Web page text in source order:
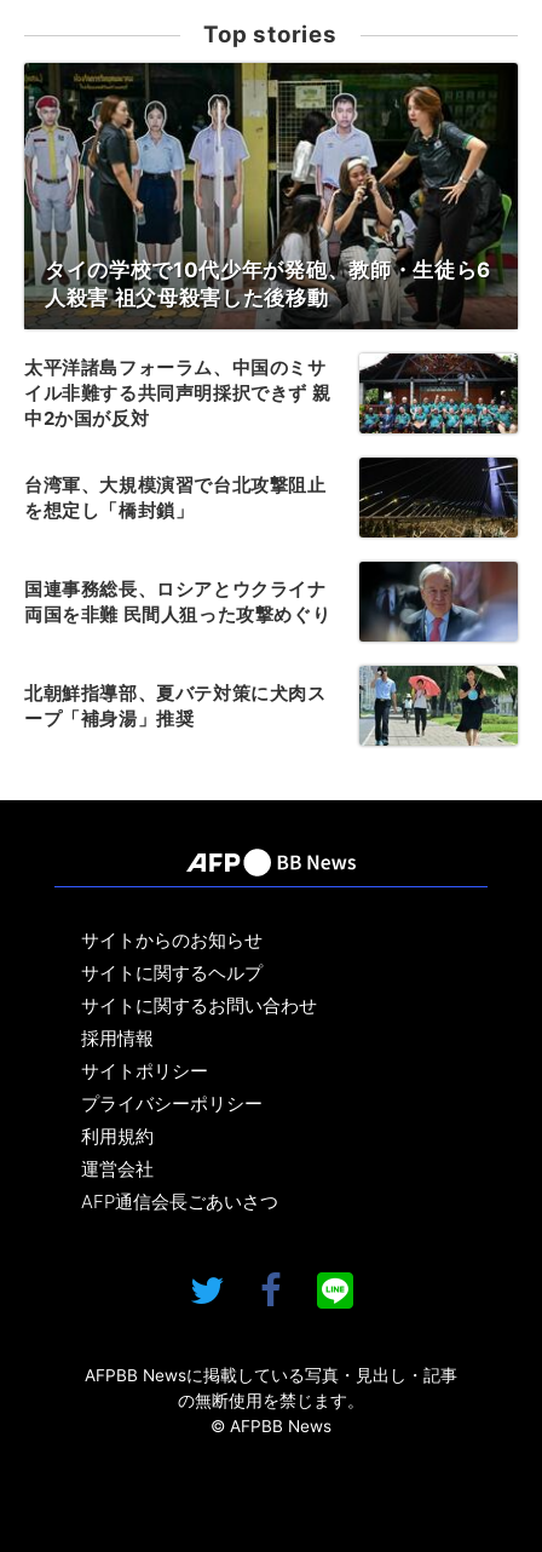
Top stories
タイの学校で10代少年が発砲、教師・生徒ら6
人殺害 祖父母殺害した後移動
太平洋諸島フォーラム、中国のミサ
イル非難する共同声明採択できず 親
中2か国が反対
台湾軍、大規模演習で台北攻撃阻止
を想定し「橋封鎖」
国連事務総長、ロシアとウクライナ
両国を非難 民間人狙った攻撃めぐり
北朝鮮指導部、夏バテ対策に犬肉ス
ープ「補身湯」推奨
サイトからのお知らせ
サイトに関するヘルプ
サイトに関するお問い合わせ
採用情報
サイトポリシー
プライバシーポリシー
利用規約
運営会社
AFP通信会長ごあいさつ
AFPBB Newsに掲載している写真・見出し・記事
の無断使用を禁じます。
© AFPBB News